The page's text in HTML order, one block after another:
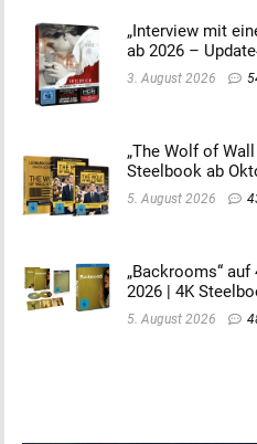
„Interview mit
ab 2026 –
3. August 2026
„The Wolf of
Steelbook ab
5. August 2026
„Backrooms“ auf
2026 | 4K
5. August 2026